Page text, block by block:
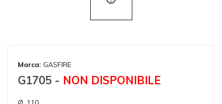
Marca: GASFIRE
G1705 - NON DISPONIBILE